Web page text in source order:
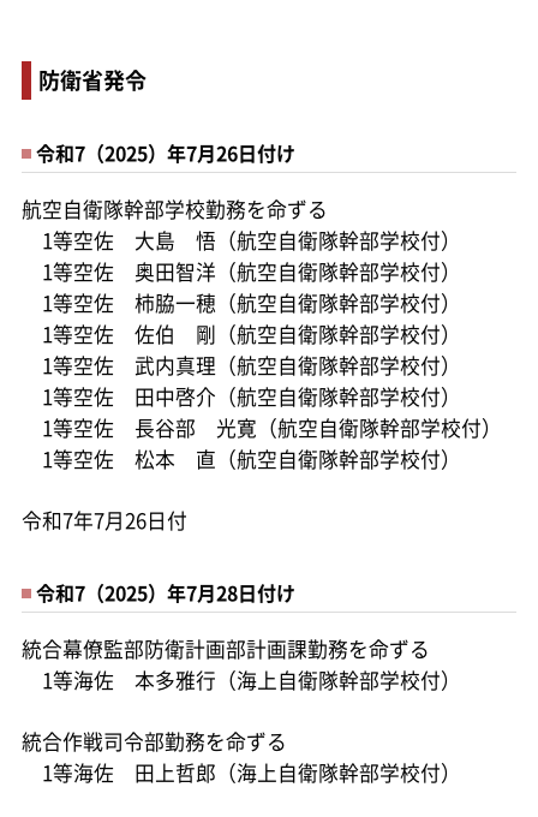
防衛省発令
令和7（2025）年7月26日付け
航空自衛隊幹部学校勤務を命ずる
1等空佐 大島 悟（航空自衛隊幹部学校付）
1等空佐 奥田智洋（航空自衛隊幹部学校付）
1等空佐 柿脇一穂（航空自衛隊幹部学校付）
1等空佐 佐伯 剛（航空自衛隊幹部学校付）
1等空佐 武内真理（航空自衛隊幹部学校付）
1等空佐 田中啓介（航空自衛隊幹部学校付）
1等空佐 長谷部 光寛（航空自衛隊幹部学校付）
1等空佐 松本 直（航空自衛隊幹部学校付）
令和7年7月26日付
令和7（2025）年7月28日付け
統合幕僚監部防衛計画部計画課勤務を命ずる
1等海佐 本多雅行（海上自衛隊幹部学校付）
統合作戦司令部勤務を命ずる
1等海佐 田上哲郎（海上自衛隊幹部学校付）